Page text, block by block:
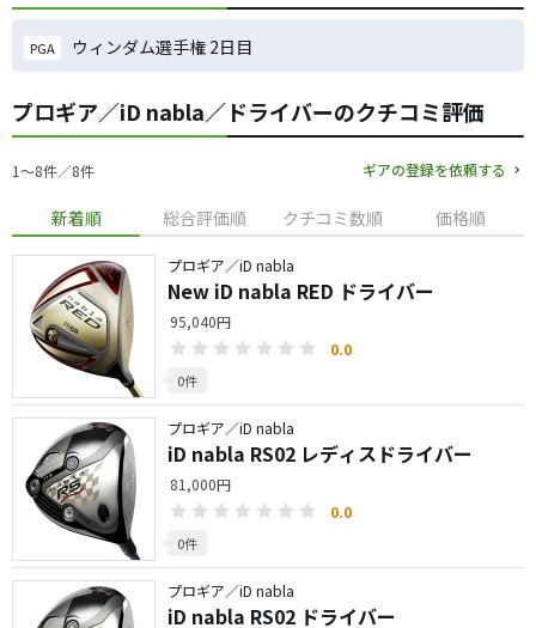
PGA ウィンダム選手権 2日目
プロギア／iD nabla／ドライバーのクチコミ評価
1〜8件／8件 ギアの登録を依頼する
新着順 総合評価順 クチコミ数順 価格順
プロギア／iD nabla
New iD nabla RED ドライバー
95,040円
0.0
0件
プロギア／iD nabla
iD nabla RS02 レディスドライバー
81,000円
0.0
0件
プロギア／iD nabla
iD nabla RS02 ドライバー